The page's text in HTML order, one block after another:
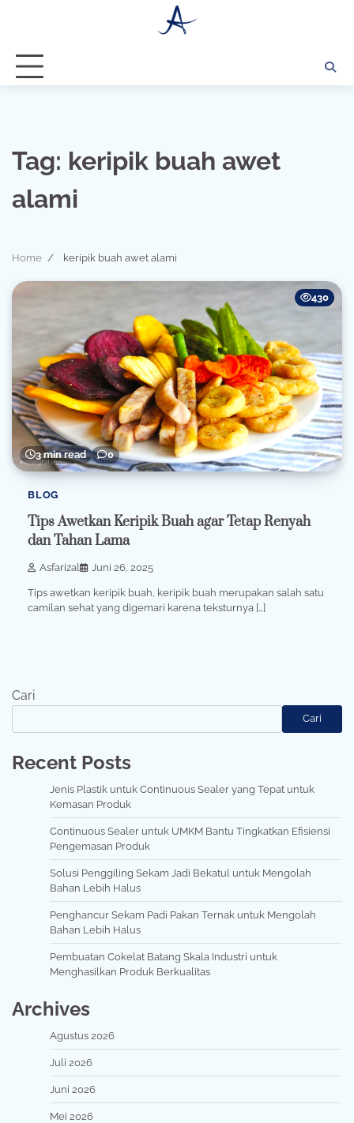
Tag: keripik buah awet
alami
Home keripik buah awet alami
3 min read 0
430
BLOG
Tips Awetkan Keripik Buah agar Tetap Renyah
dan Tahan Lama
Asfarizal Juni 26, 2025
Tips awetkan keripik buah, keripik buah merupakan salah satu
camilan sehat yang digemari karena teksturnya […]
Cari
Cari
Recent Posts
Jenis Plastik untuk Continuous Sealer yang Tepat untuk
Kemasan Produk
Continuous Sealer untuk UMKM Bantu Tingkatkan Efisiensi
Pengemasan Produk
Solusi Penggiling Sekam Jadi Bekatul untuk Mengolah
Bahan Lebih Halus
Penghancur Sekam Padi Pakan Ternak untuk Mengolah
Bahan Lebih Halus
Pembuatan Cokelat Batang Skala Industri untuk
Menghasilkan Produk Berkualitas
Archives
Agustus 2026
Juli 2026
Juni 2026
Mei 2026